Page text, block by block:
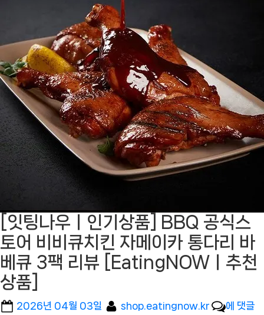
[잇팅나우ㅣ인기상품] BBQ 공식스
토어 비비큐치킨 자메이카 통다리 바
베큐 3팩 리뷰 [EatingNOWㅣ추천
상품]
Posted
2026년 04월 03일 By
shop.eatingnow.kr
[잇
에 댓글